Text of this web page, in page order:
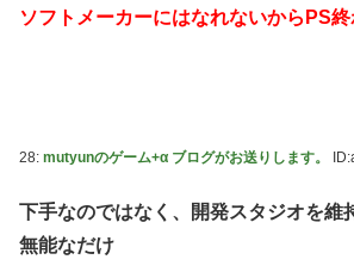
ソフトメーカーにはなれないからPS
28: mutyunのゲーム+α ブログがお送りします。
下手なのではなく、開発スタジオを維
無能なだけ